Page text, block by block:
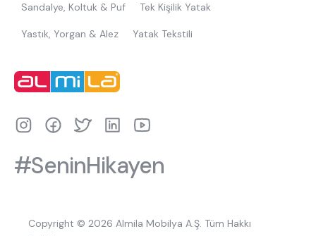
Sandalye, Koltuk & Puf Tek Kişilik Yatak
Yastık, Yorgan & Alez Yatak Tekstili
#SeninHikayen
Copyright © 2026 Almila Mobilya A.Ş. Tüm Hakkı